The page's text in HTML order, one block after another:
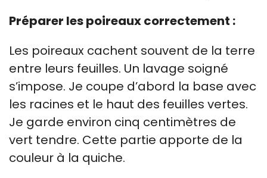
Préparer les poireaux correctement :
Les poireaux cachent souvent de la terre
entre leurs feuilles. Un lavage soigné
s’impose. Je coupe d’abord la base avec
les racines et le haut des feuilles vertes.
Je garde environ cinq centimètres de
vert tendre. Cette partie apporte de la
couleur à la quiche.